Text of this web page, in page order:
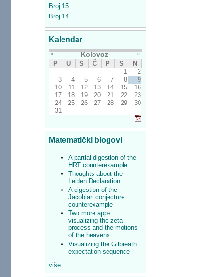
Broj 15
Broj 14
Kalendar
« Kolovoz
»
P
U S Č P S
N
1
2
3
4 5 6 7 8
9
10
11 12 13 14 15
16
17
18 19 20 21 22
23
24
25 26 27 28 29
30
31
Matematički blogovi
A partial digestion of the
HRT counterexample
Thoughts about the
Leiden Declaration
A digestion of the
Jacobian conjecture
counterexample
Two more apps:
visualizing the zeta
process and the motions
of the heavens
Visualizing the Gilbreath
expectation sequence
više